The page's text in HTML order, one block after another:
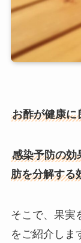
お酢が健康に
感染予防の効
肪を分解する
そこで、果実
をご紹介しま